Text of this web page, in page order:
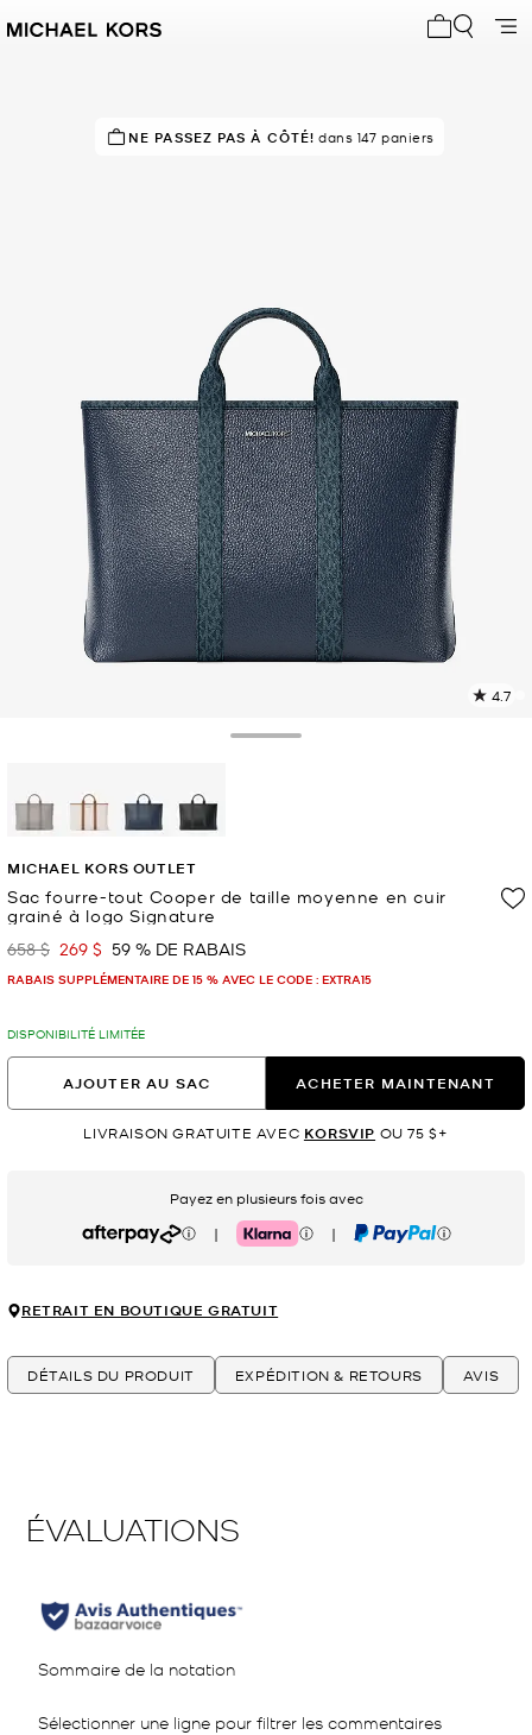
À SUCCÈS!Classé 5 étoiles par 84 % des clients
NE PASSEZ PAS À CÔTÉ! dans 147 paniers
4.7
MICHAEL KORS OUTLET
Sac fourre-tout Cooper de taille moyenne en cuir
grainé à logo Signature
était
658 $ maintenant
269 $ 59 % DE RABAIS
RABAIS SUPPLÉMENTAIRE DE 15 % AVEC LE CODE : EXTRA15
DISPONIBILITÉ LIMITÉE
AJOUTER AU SAC ACHETER MAINTENANT
LIVRAISON GRATUITE AVEC KORSVIP OU 75 $+
Payez en plusieurs fois avec
Afterpay | Klarna | PayPal
RETRAIT EN BOUTIQUE GRATUIT
DÉTAILS DU PRODUIT EXPÉDITION & RETOURS AVIS